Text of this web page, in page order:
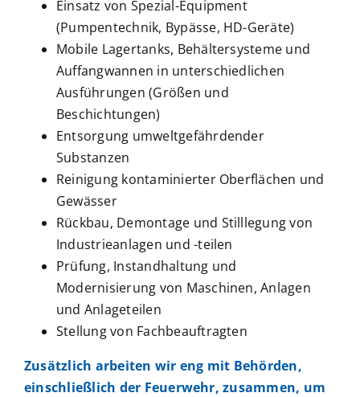
Einsatz von Spezial-Equipment
(Pumpentechnik, Bypässe, HD-Geräte)
Mobile Lagertanks, Behältersysteme und
Auffangwannen in unterschiedlichen
Ausführungen (Größen und
Beschichtungen)
Entsorgung umweltgefährdender
Substanzen
Reinigung kontaminierter Oberflächen und
Gewässer
Rückbau, Demontage und Stilllegung von
Industrieanlagen und -teilen
Prüfung, Instandhaltung und
Modernisierung von Maschinen, Anlagen
und Anlageteilen
Stellung von Fachbeauftragten
Zusätzlich arbeiten wir eng mit Behörden,
einschließlich der Feuerwehr, zusammen, um